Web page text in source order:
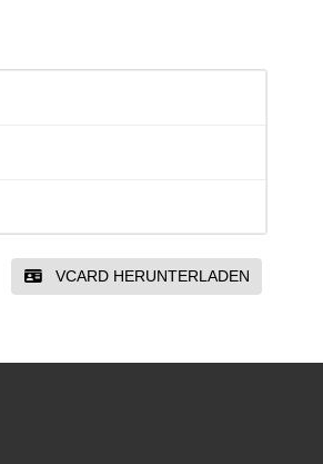
VCARD HERUNTERLADEN